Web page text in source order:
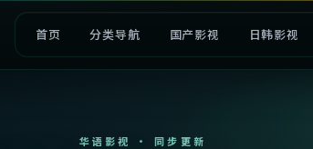
首页 分类导航 国产影视 日韩影视
华语影视 · 同步更新